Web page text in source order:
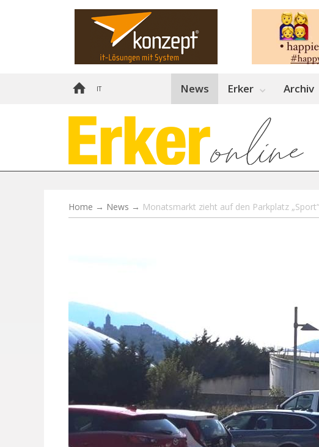
IT News Erker Archiv
Home → News → Monatsmarkt zieht auf den Parkplatz